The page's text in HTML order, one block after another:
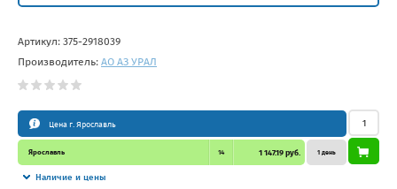
Артикул: 375-2918039
Производитель: АО АЗ УРАЛ
Цена г. Ярославль
Ярославль 14 1 147.19 руб.
Наличие и цены
1 день